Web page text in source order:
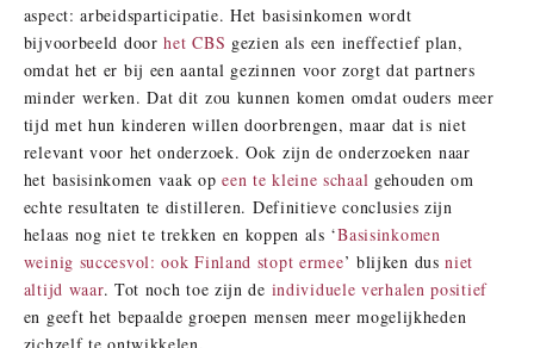
aspect: arbeidsparticipatie. Het basisinkomen wordt
bijvoorbeeld doorhet CBS gezien als een ineffectief plan,
omdat het er bij een aantal gezinnen voor zorgt dat partners
minder werken. Dat dit zou kunnen komen omdat ouders meer
tijd met hun kinderen willen doorbrengen, maar dat is niet
relevant voor het onderzoek. Ook zijn de onderzoeken naar
het basisinkomen vaak opeen te kleine schaal gehouden om
echte resultaten te distilleren. Definitieve conclusies zijn
helaas nog niet te trekken en koppen als ‘Basisinkomen
weinig succesvol: ook Finland stopt ermee’ blijken dusniet
altijd waar. Tot noch toe zijn de individuele verhalen positief
en geeft het bepaalde groepen mensen meer mogelijkheden